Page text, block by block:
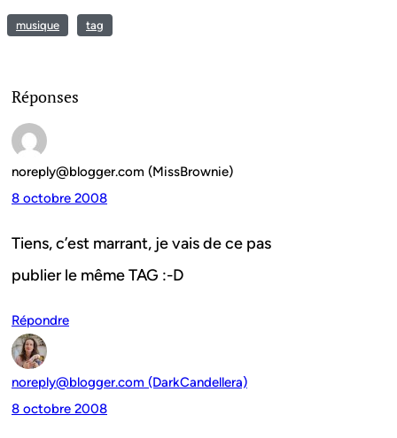
musique tag
Réponses
noreply@blogger.com (MissBrownie)
8 octobre 2008
Tiens, c’est marrant, je vais de ce pas
publier le même TAG :-D
Répondre
noreply@blogger.com (DarkCandellera)
8 octobre 2008